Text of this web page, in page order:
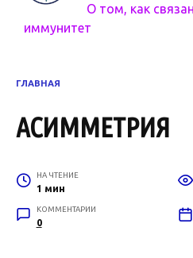
О том, как
иммунитет
ГЛАВНАЯ
АСИММЕТРИЯ
НА ЧТЕНИЕ
1 мин
КОММЕНТАРИИ
0